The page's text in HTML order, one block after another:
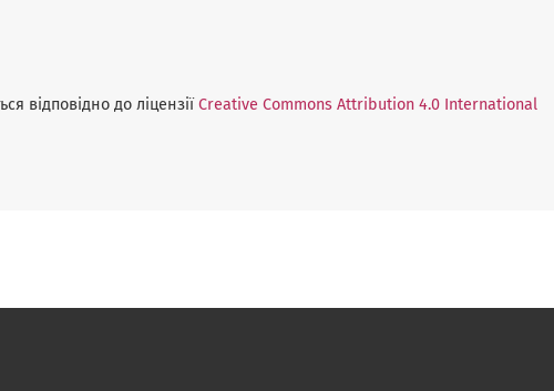
відповідно до ліцензіїCreative Commons Attribution 4.0 International